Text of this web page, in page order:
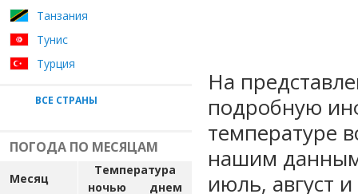
Танзания
Тунис
Турция
ВСЕ СТРАНЫ
ПОГОДА ПО МЕСЯЦАМ
Месяц
Температура
ночью
днем
На
подробную
температуре
нашим
июль, август